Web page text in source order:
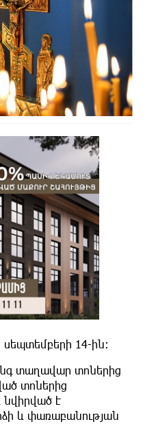
14-ին:
տաղավար տոներից
տոներից
է
և փառաբանության